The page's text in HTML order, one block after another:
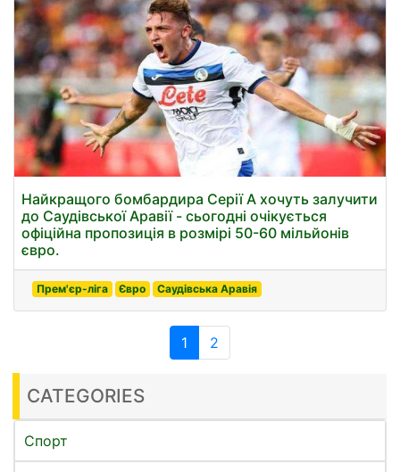
Найкращого бомбардира Серії А хочуть залучити
до Саудівської Аравії - сьогодні очікується
офіційна пропозиція в розмірі 50-60 мільйонів
євро.
Прем'єр-ліга Євро Саудівська Аравія
1 2
CATEGORIES
Спорт